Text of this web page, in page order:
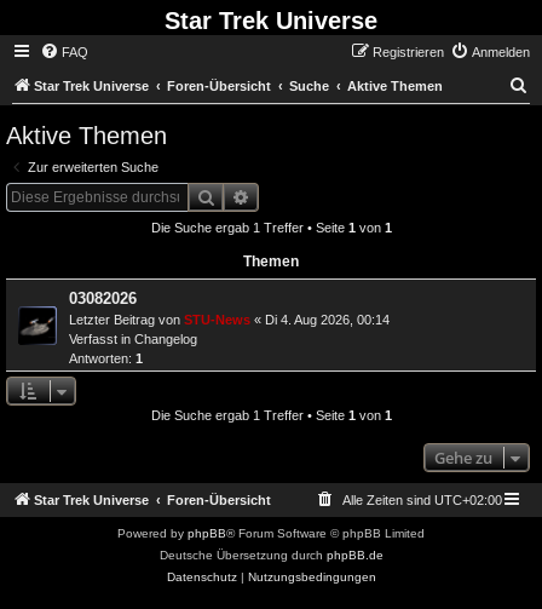
Star Trek Universe
FAQ Anmelden
Registrieren
Star Trek Universe Foren-Übersicht Suche Aktive Themen
Aktive Themen
Zur erweiterten Suche
SucheErweiterte Suche
Die Suche ergab 1 Treffer • Seite 1von 1
Themen
03082026
Letzter Beitrag von STU-News « Di 4. Aug 2026, 00:14
Verfasst in Changelog
Antworten: 1
Die Suche ergab 1 Treffer • Seite 1von 1
Gehe zu
Star Trek Universe Foren-Übersicht Alle Zeiten sind UTC+02:00
Powered by phpBB® Forum Software © phpBB Limited
Deutsche Übersetzung durch phpBB.de
Datenschutz| Nutzungsbedingungen